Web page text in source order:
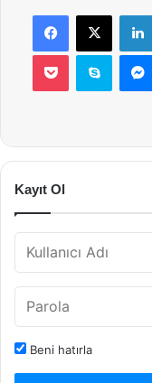
Facebook
X
Pocket Skype
Kayıt Ol
Beni hatırla